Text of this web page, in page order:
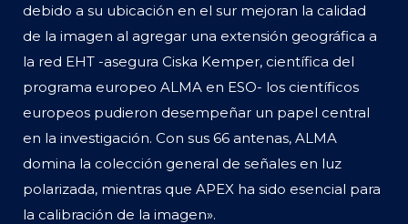
debido a su ubicación en el sur mejoran la calidad
de la imagen al agregar una extensión geográfica a
la red EHT -asegura Ciska Kemper, científica del
programa europeo ALMA en ESO- los científicos
europeos pudieron desempeñar un papel central
en la investigación. Con sus 66 antenas, ALMA
domina la colección general de señales en luz
polarizada, mientras que APEX ha sido esencial para
la calibración de la imagen».